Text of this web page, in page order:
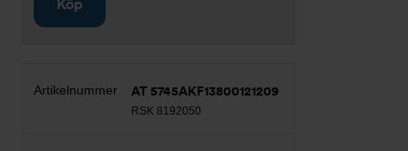
Köp
AT 5745AKF13800121209
RSK 8192050